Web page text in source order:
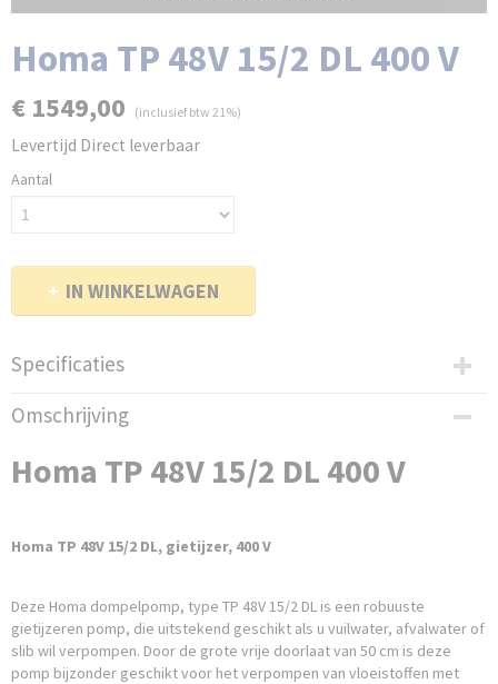
Homa TP 48V 15/2 DL 400 V
€ 1549,00 (inclusief btw 21%)
Levertijd Direct leverbaar
Aantal
IN WINKELWAGEN
Specificaties
Netto gewicht
22,00 Kg
Omschrijving
Homa TP 48V 15/2 DL 400 V
Homa TP 48V 15/2 DL, gietijzer, 400 V
Deze Homa dompelpomp, type TP 48V 15/2 DL is een robuuste
gietijzeren pomp, die uitstekend geschikt als u vuilwater, afvalwater of
slib wil verpompen. Door de grote vrije doorlaat van 50 cm is deze
pomp bijzonder geschikt voor het verpompen van vloeistoffen met